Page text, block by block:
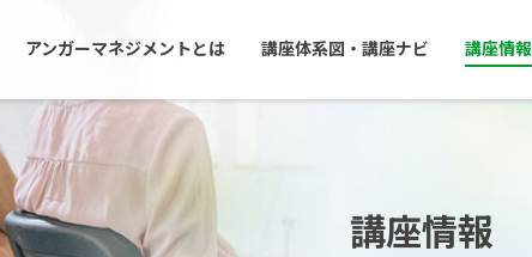
アンガーマネジメントとは 講座体系図・講座ナビ 講座情報
講座情報